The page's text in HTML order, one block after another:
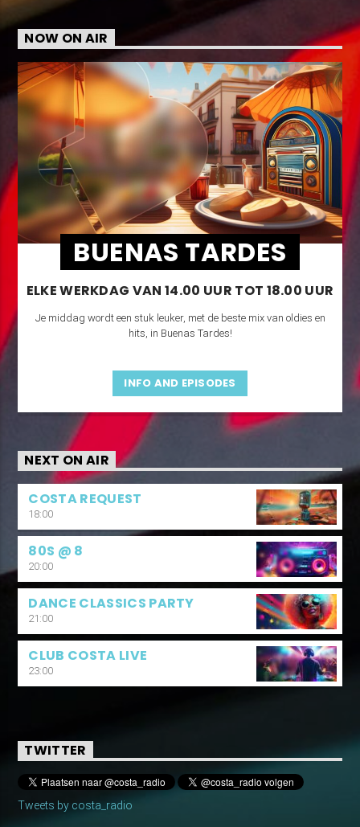
NOW ON AIR
BUENAS TARDES
ELKE WERKDAG VAN 14.00 UUR TOT 18.00 UUR
Je middag wordt een stuk leuker, met de beste mix van oldies en
hits, in Buenas Tardes!
INFO AND EPISODES
NEXT ON AIR
COSTA REQUEST
18:00
80S @ 8
20:00
DANCE CLASSICS PARTY
21:00
CLUB COSTA LIVE
23:00
TWITTER
Tweets by costa_radio